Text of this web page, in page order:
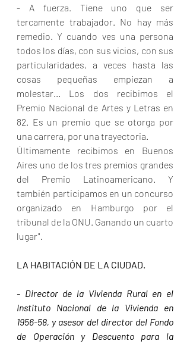
- A fuerza. Tiene uno que ser
tercamente trabajador. No hay más
remedio. Y cuando ves una persona
todos los días, con sus vicios, con sus
particularidades, a veces hasta las
cosas pequeñas empiezan a
molestar... Los dos recibimos el
Premio Nacional de Artes y Letras en
82. Es un premio que se otorga por
una carrera, por una trayectoria.
Últimamente recibimos en Buenos
Aires uno de los tres premios grandes
del Premio Latinoamericano. Y
también participamos en un concurso
organizado en Hamburgo por el
tribunal de la ONU. Ganando un cuarto
lugar".
LA HABITACIÓN DE LA CIUDAD.
- Director de la Vivienda Rural en el
Instituto Nacional de la Vivienda en
1956-58, y asesor del director del Fondo
de Operación y Descuento para la